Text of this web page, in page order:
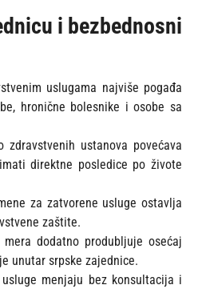
i bezbednosni
uslugama najviše pogađa
hronične bolesnike i osobe sa
ustanova povećava
direktne posledice po živote
za zatvorene usluge ostavlja
zaštite.
dodatno produbljuje osećaj
unutar srpske zajednice.
menjaju bez konsultacija i